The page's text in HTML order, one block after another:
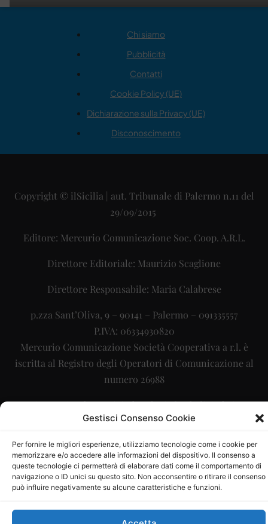
Gestisci Consenso Cookie
Per fornire le migliori esperienze, utilizziamo tecnologie come i cookie per
memorizzare e/o accedere alle informazioni del dispositivo. Il consenso a
queste tecnologie ci permetterà di elaborare dati come il comportamento di
navigazione o ID unici su questo sito. Non acconsentire o ritirare il consenso
può influire negativamente su alcune caratteristiche e funzioni.
Chi siamo
Pubblicità
Contatti
Cookie Policy (UE)
Dichiarazione sulla Privacy (UE)
Disconoscimento
Copyright © ilSicilia | aut. Tribunale di Palermo n.11 del
29/09/2015
Editore: Mercurio Comunicazione Soc. Coop. A.R.L.
Direttore Editoriale: Maurizio Scaglione
Direttore Responsabile: Maria Calabrese
p.zza Sant’Oliva, 9 – 90141 – Palermo – 091335557
P.IVA: 06334930820
Mercurio Comunicazione Società Cooperativa a r.l. è
iscritta al Registro degli Operatori di Comunicazione al
numero 26988
Sito gestito daLa Digitale srl–info@ladigitale.it